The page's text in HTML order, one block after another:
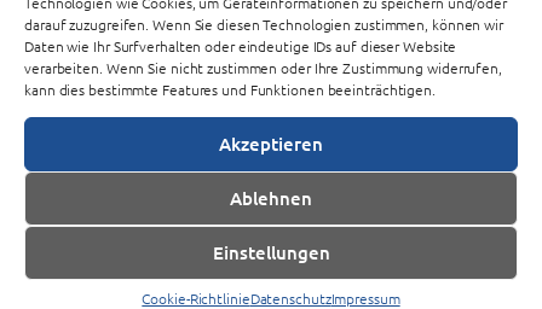
darauf zuzugreifen. Wenn Sie diesen Technologien zustimmen, können wir
Daten wie Ihr Surfverhalten oder eindeutige IDs auf dieser Website
verarbeiten. Wenn Sie nicht zustimmen oder Ihre Zustimmung widerrufen,
kann dies bestimmte Features und Funktionen beeinträchtigen.
Akzeptieren
Ablehnen
Einstellungen
Cookie-RichtlinieDatenschutzImpressum
zum 09.10.26